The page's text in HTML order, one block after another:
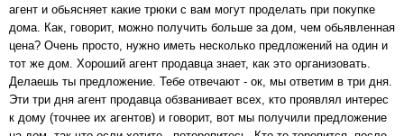
агент и обьясняет какие трюки с вам могут проделать при покупке
дома. Как, говорит, можно получить больше за дом, чем обьявленная
цена? Очень просто, нужно иметь несколько предложений на один и
тот же дом. Хороший агент продавца знает, как это организовать.
Делаешь ты предложение. Тебе отвечают - ок, мы ответим в три дня.
Эти три дня агент продавца обзванивает всех, кто проявлял интерес
к дому (точнее их агентов) и говорит, вот мы получили предложение